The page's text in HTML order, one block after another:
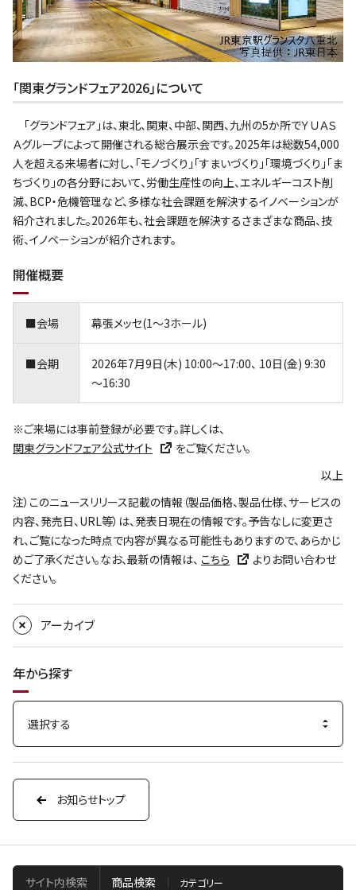
｢関東グランドフェア2026｣について
｢グランドフェア｣は、東北、関東、中部、関西、九州の5か所でＹＵＡＳ
Ａグループによって開催される総合展示会です。2025年は総数54,000
人を超える来場者に対し、｢モノづくり｣｢すまいづくり｣｢環境づくり｣｢ま
ちづくり｣の各分野において、労働生産性の向上、エネルギーコスト削
減、BCP・危機管理など、多様な社会課題を解決するイノベーションが
紹介されました。2026年も、社会課題を解決するさまざまな商品、技
術、イノベーションが紹介されます。
開催概要
■会場 幕張メッセ(1～3ホール)
■会期
2026年7月9日(木) 10:00～17:00、 10日(金) 9:30
～16:30
※ご来場には事前登録が必要です。詳しくは、
関東グランドフェア公式サイト
をご覧ください。
以上
注）このニュースリリース記載の情報（製品価格、製品仕様、サービスの
内容、発売日、URL等）は、発表日現在の情報です。予告なしに変更さ
れ、ご覧になった時点で内容が異なる可能性もありますので、あらかじ
めご了承ください。なお、最新の情報は、 こちら
よりお問い合わせ
ください。
アーカイブ
年から探す
お知らせトップ
サイト内検索 商品検索